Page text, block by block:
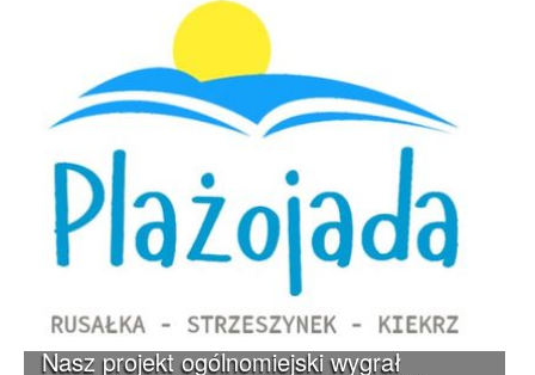
Nasz projekt ogólnomiejski wygrał